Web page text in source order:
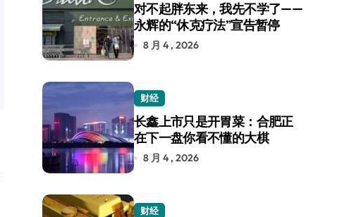
对不起胖东来，我先不学了——
永辉的“休克疗法”宣告暂停
8 月 4 , 2026
财经
长鑫上市只是开胃菜：合肥正
在下一盘你看不懂的大棋
8 月 4 , 2026
财经